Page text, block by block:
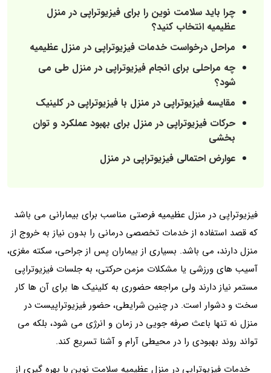
چرا باید سلامت نوین را برای فیزیوتراپی در منزل
عظیمیه انتخاب کنید؟
مراحل درخواست خدمات فیزیوتراپی در منزل عظیمیه
چه مراحلی برای انجام فیزیوتراپی در منزل طی می‌
شود؟
مقایسه فیزیوتراپی در منزل با فیزیوتراپی در کلینیک
حرکات فیزیوتراپی در منزل برای بهبود عملکرد و توان‌
بخشی
عوارض احتمالی فیزیوتراپی در منزل
فیزیوتراپی در منزل عظیمیه فرصتی مناسب برای بیمارانی می باشد
که قصد استفاده از خدمات تخصصی درمانی را بدون نیاز به خروج از
منزل دارند، می باشد. بسیاری از بیماران پس از جراحی، سکته مغزی،
آسیب‌ های ورزشی یا مشکلات مزمن حرکتی، به جلسات فیزیوتراپی
مستمر نیاز دارند ولی مراجعه حضوری به کلینیک‌ ها برای آن ها کار
سخت و دشوار است. در چنین شرایطی، حضور فیزیوتراپیست در
منزل نه‌ تنها باعث صرفه‌ جویی در زمان و انرژی می‌ شود، بلکه می
تواند روند بهبودی را در محیطی آرام و آشنا تسریع کند.
خدمات فیزیوتراپی در منزل عظیمیه سلامت نوین با بهره‌ گیری از